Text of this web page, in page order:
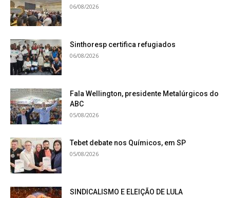
06/08/2026
Sinthoresp certifica refugiados
06/08/2026
Fala Wellington, presidente Metalúrgicos do
ABC
05/08/2026
Tebet debate nos Químicos, em SP
05/08/2026
SINDICALISMO E ELEIÇÃO DE LULA